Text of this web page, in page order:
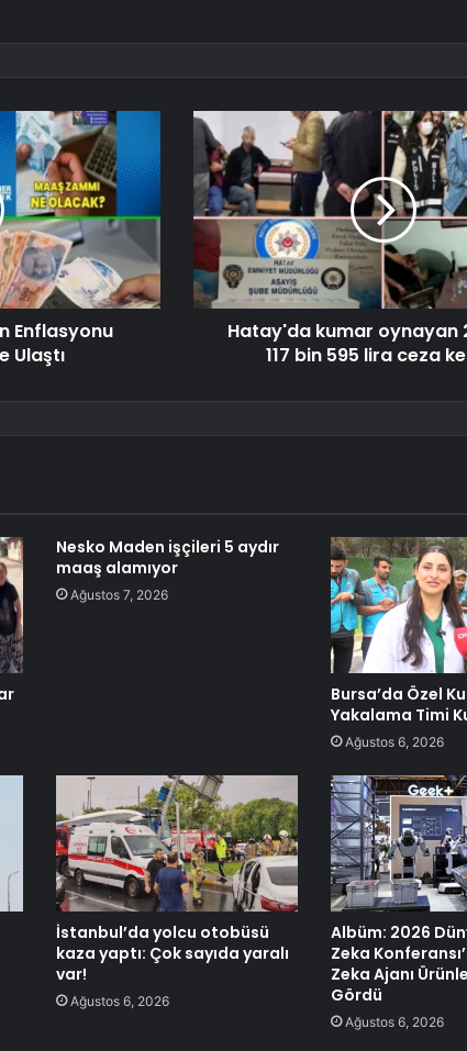
Enflasyonu
Ulaştı
Hatay'da kumar oynayan
117 bin 595 lira ceza
Nesko Maden işçileri 5 aydır
maaş alamıyor
Ağustos 7, 2026
Bursa’da Özel
Yakalama Timi
Ağustos 6, 2026
İstanbul’da yolcu otobüsü
kaza yaptı: Çok sayıda yaralı
var!
Ağustos 6, 2026
Albüm: 2026
Zeka
Zeka Ajanı
Gördü
Ağustos 6, 2026